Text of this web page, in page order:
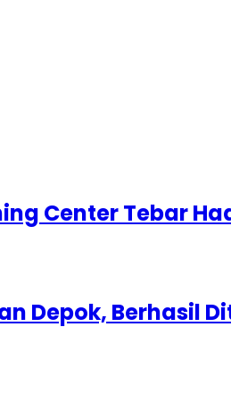
Center Tebar
Depok, Berhasil